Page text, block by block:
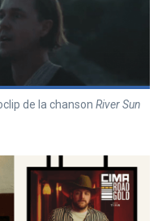
de la chanson River Sun